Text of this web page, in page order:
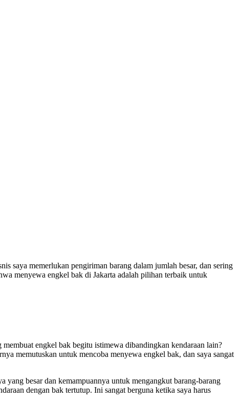
saya memerlukan pengiriman barang dalam jumlah besar, dan sering
menyewa engkel bak di Jakarta adalah pilihan terbaik untuk
engkel bak begitu istimewa dibandingkan kendaraan lain?
memutuskan untuk mencoba menyewa engkel bak, dan saya sangat
besar dan kemampuannya untuk mengangkut barang-barang
dengan bak tertutup. Ini sangat berguna ketika saya harus